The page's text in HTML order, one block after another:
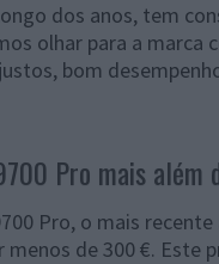
dos anos, tem
olhar para a
bom
Pro mais além
Pro, o mais
menos de 300 €. Este